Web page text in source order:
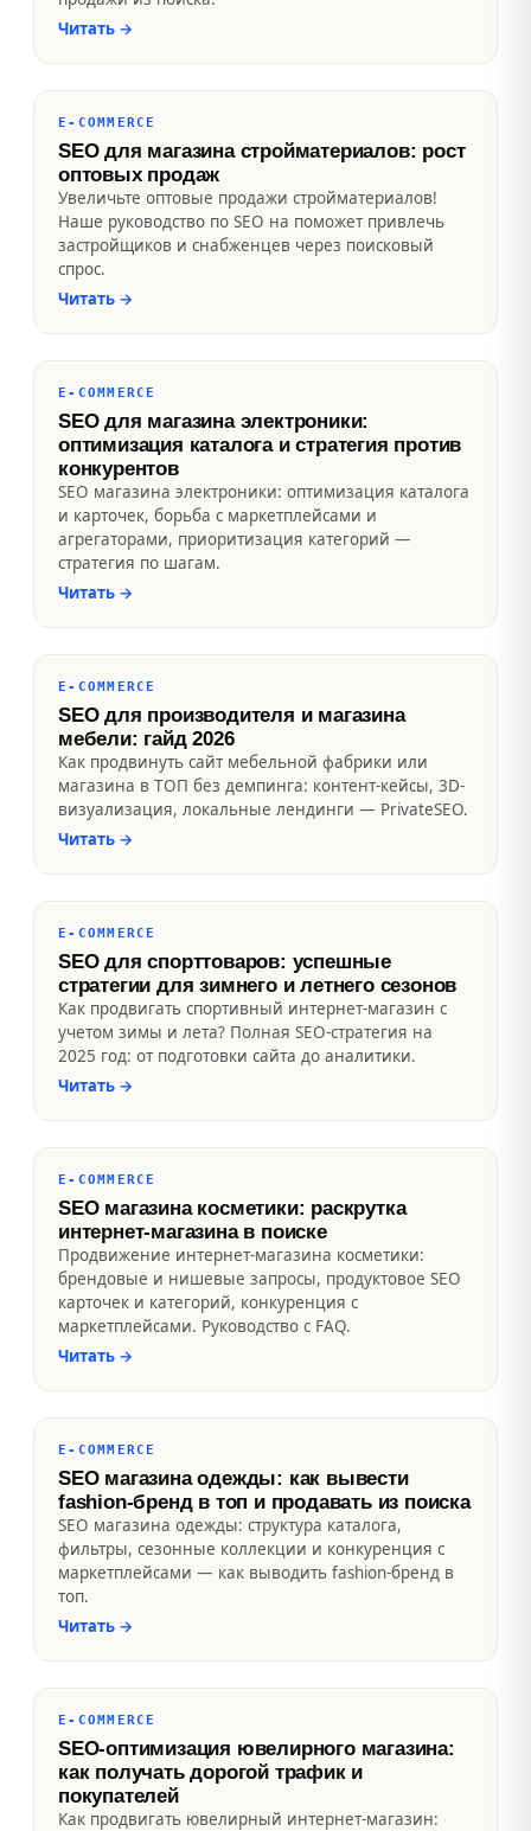
Читать →
E-COMMERCE
SEO для магазина стройматериалов: рост
оптовых продаж
Увеличьте оптовые продажи стройматериалов!
Наше руководство по SEO на поможет привлечь
застройщиков и снабженцев через поисковый
спрос.
Читать →
E-COMMERCE
SEO для магазина электроники:
оптимизация каталога и стратегия против
конкурентов
SEO магазина электроники: оптимизация каталога
и карточек, борьба с маркетплейсами и
агрегаторами, приоритизация категорий —
стратегия по шагам.
Читать →
E-COMMERCE
SEO для производителя и магазина
мебели: гайд 2026
Как продвинуть сайт мебельной фабрики или
магазина в ТОП без демпинга: контент-кейсы, 3D-
визуализация, локальные лендинги — PrivateSEO.
Читать →
E-COMMERCE
SEO для спорттоваров: успешные
стратегии для зимнего и летнего сезонов
Как продвигать спортивный интернет-магазин с
учетом зимы и лета? Полная SEO-стратегия на
2025 год: от подготовки сайта до аналитики.
Читать →
E-COMMERCE
SEO магазина косметики: раскрутка
интернет-магазина в поиске
Продвижение интернет-магазина косметики:
брендовые и нишевые запросы, продуктовое SEO
карточек и категорий, конкуренция с
маркетплейсами. Руководство с FAQ.
Читать →
E-COMMERCE
SEO магазина одежды: как вывести
fashion-бренд в топ и продавать из поиска
SEO магазина одежды: структура каталога,
фильтры, сезонные коллекции и конкуренция с
маркетплейсами — как выводить fashion-бренд в
топ.
Читать →
E-COMMERCE
SEO-оптимизация ювелирного магазина:
как получать дорогой трафик и
покупателей
Как продвигать ювелирный интернет-магазин: